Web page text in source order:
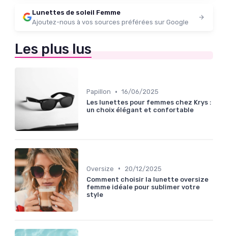
Lunettes de soleil Femme
Ajoutez-nous à vos sources préférées sur Google
Les plus lus
Papillon • 16/06/2025
Les lunettes pour femmes chez Krys :
un choix élégant et confortable
Oversize •
20/12/2025
Comment choisir la lunette oversize
femme idéale pour sublimer votre
style